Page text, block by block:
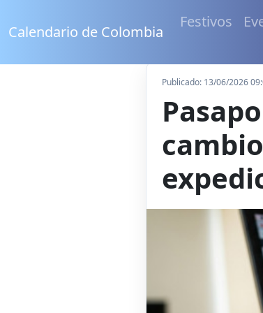
Calendario de Colombia
Festivos
Publicado: 13/06/2026